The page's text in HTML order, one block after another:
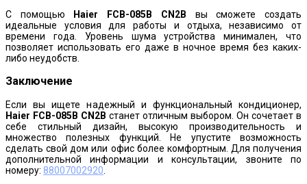
С помощью
Haier FCB-085B CN2B вы сможете создать
идеальные условия для работы и отдыха, независимо от
времени года. Уровень шума устройства минимален, что
позволяет использовать его даже в ночное время без каких-
либо неудобств.
Заключение
Если вы ищете надежный и функциональный кондиционер,
Haier FCB-085B CN2B станет отличным выбором. Он сочетает в
себе стильный дизайн, высокую производительность и
множество полезных функций. Не упустите возможность
сделать свой дом или офис более комфортным. Для получения
дополнительной информации и консультации, звоните по
номеру: 88007002920